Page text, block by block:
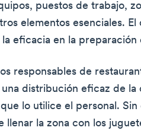
puestos de trabajo,
elementos esenciales.
eficacia en la preparación
responsables de
distribución eficaz de la
lo utilice el personal.
llenar la zona con los